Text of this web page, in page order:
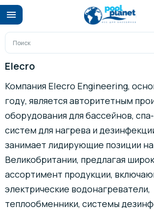
Elecro
Компания Elecro Engineering,
году, является авторитетным
оборудования для бассейнов,
систем для нагрева и
занимает лидирующие позиции
Великобритании, предлагая
ассортимент продукции,
электрические водонагреватели,
теплообменники, системы